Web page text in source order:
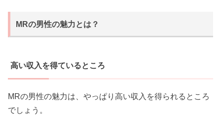
MRの男性の魅力とは？
高い収入を得ているところ
MRの男性の魅力は、やっぱり高い収入を得られるところ
でしょう。